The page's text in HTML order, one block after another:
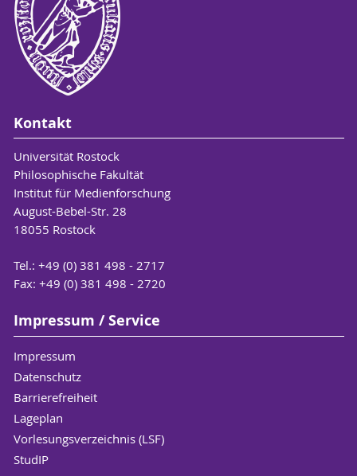
Kontakt
Universität Rostock
Philosophische Fakultät
Institut für Medienforschung
August-Bebel-Str. 28
18055 Rostock
Tel.: +49 (0) 381 498 - 2717
Fax: +49 (0) 381 498 - 2720
Impressum / Service
Impressum
Datenschutz
Barrierefreiheit
Lageplan
Vorlesungsverzeichnis (LSF)
StudIP